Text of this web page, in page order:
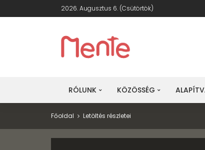
2026. Augusztus 6. (csütörtök)
RÓLUNK KÖZÖSSÉG
Főoldal Letöltés részletei